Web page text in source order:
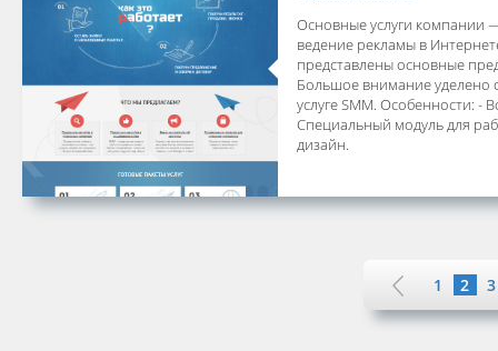
Основные услуги компании
ведение рекламы в
представлены основные
Большое внимание уделено
услуге SMM. Особенности:
Специальный модуль для
дизайн.
1 2 3